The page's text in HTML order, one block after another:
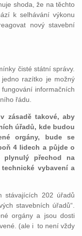
shoda, že na těchto
k selhávání výkonu
nový stavební
čisté státní správy.
razítko je možný
informačních
řádu.
zásadě takové, aby
úřadů, kde budou
orgány, bude se
4 lidech a půjde o
plynulý přechod na
vybavení a
stávajících 202 úřadů
stavebních úřadů“.
orgány a jsou dosti
(ale i to není vždy